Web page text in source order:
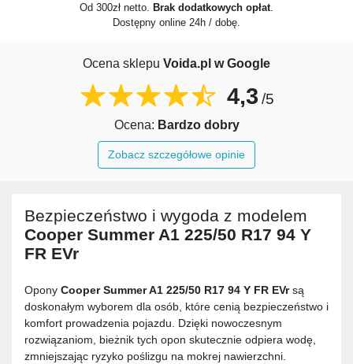
Od 300zł netto. Brak dodatkowych opłat
Dostępny online 24h / dobę.
Ocena sklepu Voida.pl w Google
4,3 /5
Ocena: Bardzo dobry
Zobacz szczegółowe opinie
Bezpieczeństwo i wygoda z modelem
Cooper Summer A1 225/50 R17 94 Y
FR EVr
Opony Cooper Summer A1 225/50 R17 94 Y FR EVrsą
doskonałym wyborem dla osób, które cenią bezpieczeństwo i
komfort prowadzenia pojazdu. Dzięki nowoczesnym
rozwiązaniom, bieżnik tych opon skutecznie odpiera wodę,
zmniejszając ryzyko poślizgu na mokrej nawierzchni.